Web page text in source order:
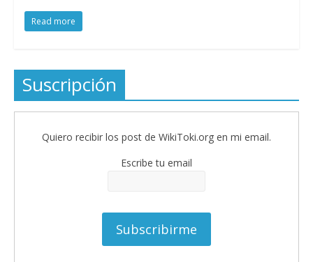
Read more
Suscripción
Quiero recibir los post de WikiToki.org en mi email.
Escribe tu email